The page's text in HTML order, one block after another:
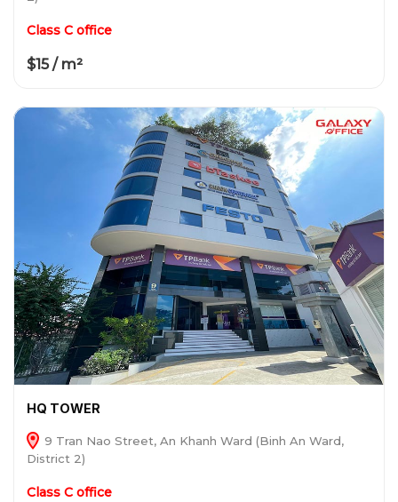
Class C office
$15 / m²
HQ TOWER
9 Tran Nao Street, An Khanh Ward (Binh An Ward,
District 2)
Class C office